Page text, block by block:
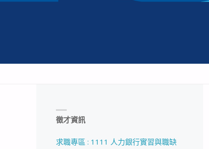
徵才資訊
求職專區 : 1111 人力銀行實習與職缺